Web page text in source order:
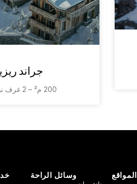
جراند
200 م² – 2 غرف نوم – بتفويض
المواقع وسائل الراحة